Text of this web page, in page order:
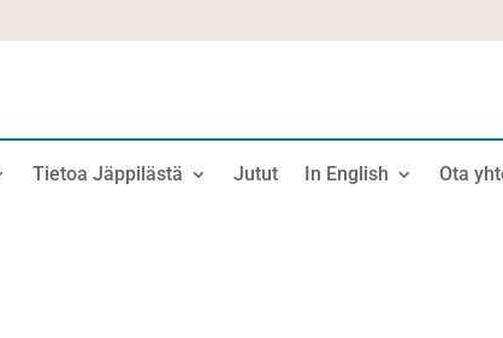
Tietoa Jäppilästä Jutut In English Ota